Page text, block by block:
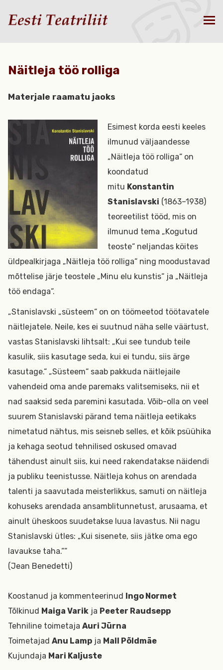
Näitleja töö rolliga
Materjale raamatu jaoks
Esimest korda eesti keeles
ilmunud väljaandesse
„Näitleja töö rolliga“ on
koondatud
mitu Konstantin
Stanislavski (1863–1938)
teoreetilist tööd, mis on
ilmunud tema „Kogutud
teoste“ neljandas köites
üldpealkirjaga „Näitleja töö rolliga“ ning moodustavad
mõttelise järje teostele „Minu elu kunstis“ ja „Näitleja
töö endaga“.
„Stanislavski „süsteem“ on on töömeetod töötavatele
näitlejatele. Neile, kes ei suutnud näha selle väärtust,
vastas Stanislavski lihtsalt: „Kui see tundub teile
kasulik, siis kasutage seda, kui ei tundu, siis ärge
kasutage.“ „Süsteem“ saab pakkuda näitlejaile
vahendeid oma ande paremaks valitsemiseks, nii et
nad saaksid seda paremini kasutada. Võib-olla on veel
suurem Stanislavski pärand tema näitleja eetikaks
nimetatud nähtus, mis seisneb selles, et kõik psüühika
ja kehaga seotud tehnilised oskused omavad
tähendust ainult siis, kui need rakendatakse näidendi
ja publiku teenistusse. Näitleja kohus on arendada
talenti ja saavutada meisterlikkus, samuti on näitleja
kohuseks arendada ansamblitunnetust, arusaama, et
ainult üheskoos suudetakse luua lavastus. Nii nagu
Stanislavski ütles: „Kui sisenete, siis jätke oma ego
lavaukse taha.““
(Jean Benedetti)
Koostanud ja kommenteerinud Ingo Normet
Tõlkinud Maiga Varik ja Peeter Raudsepp
Tehniline toimetaja Auri Jürna
Toimetajad Anu Lamp ja Mall Põldmäe
Kujundaja Mari Kaljuste